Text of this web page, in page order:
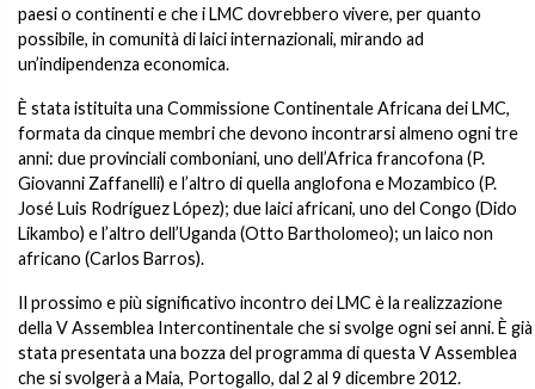
paesi o continenti e che i LMC dovrebbero vivere, per quanto
possibile, in comunità di laici internazionali, mirando ad
un’indipendenza economica.
È stata istituita una Commissione Continentale Africana dei LMC,
formata da cinque membri che devono incontrarsi almeno ogni tre
anni: due provinciali comboniani, uno dell’Africa francofona (P.
Giovanni Zaffanelli) e l’altro di quella anglofona e Mozambico (P.
José Luis Rodríguez López); due laici africani, uno del Congo (Dido
Likambo) e l’altro dell’Uganda (Otto Bartholomeo); un laico non
africano (Carlos Barros).
Il prossimo e più significativo incontro dei LMC è la realizzazione
della V Assemblea Intercontinentale che si svolge ogni sei anni. È già
stata presentata una bozza del programma di questa V Assemblea
che si svolgerà a Maia, Portogallo, dal 2 al 9 dicembre 2012.